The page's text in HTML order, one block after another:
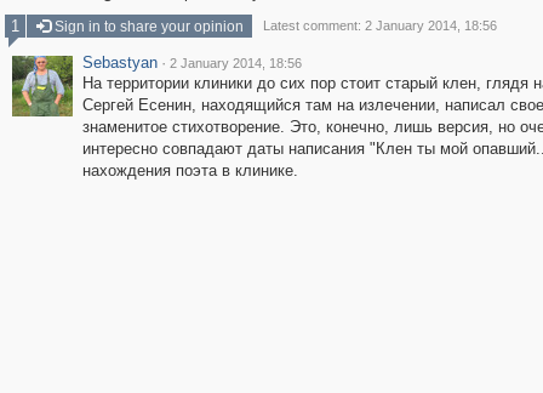
1
Sign in to share your opinion Latest comment: 2 January 2014, 18:56
Sebastyan · 2 January 2014, 18:56
На территории клиники до сих пор стоит старый клен, глядя
Сергей Есенин, находящийся там на излечении, написал свое
знаменитое стихотворение. Это, конечно, лишь версия, но
интересно совпадают даты написания "Клен ты мой
нахождения поэта в клинике.